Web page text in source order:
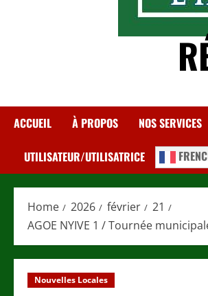
ACCUEIL À PROPOS NOS SERVICES
UTILISATEUR/UTILISATRICE
Home 2026 février
21
AGOE NYIVE 1 / Tournée
Nouvelles Locales